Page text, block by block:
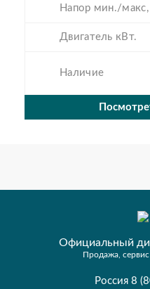
Напор мин./
Двигатель кВт.
Наличие
Официальный
Продажа,
Россия 8